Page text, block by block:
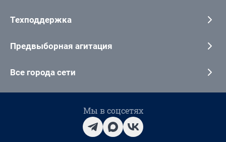
Техподдержка
Предвыборная агитация
Все города сети
Мы в соцсетях